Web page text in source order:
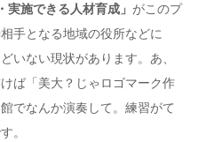
実施できる人材育成」 がこのプ
手となる地域の役所などに
いない現状があります。あ、
ば「美大？じゃロゴマーク作
でなんか演奏して。練習がて
。